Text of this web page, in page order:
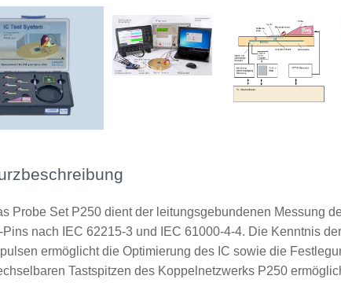
Probe Set P250 dient der leitungsgebundenen Messung
Pins nach IEC 62215-3 und IEC 61000-4-4. Die Kenntnis
ermöglicht die Optimierung des IC sowie die
Tastspitzen des Koppelnetzwerks P250